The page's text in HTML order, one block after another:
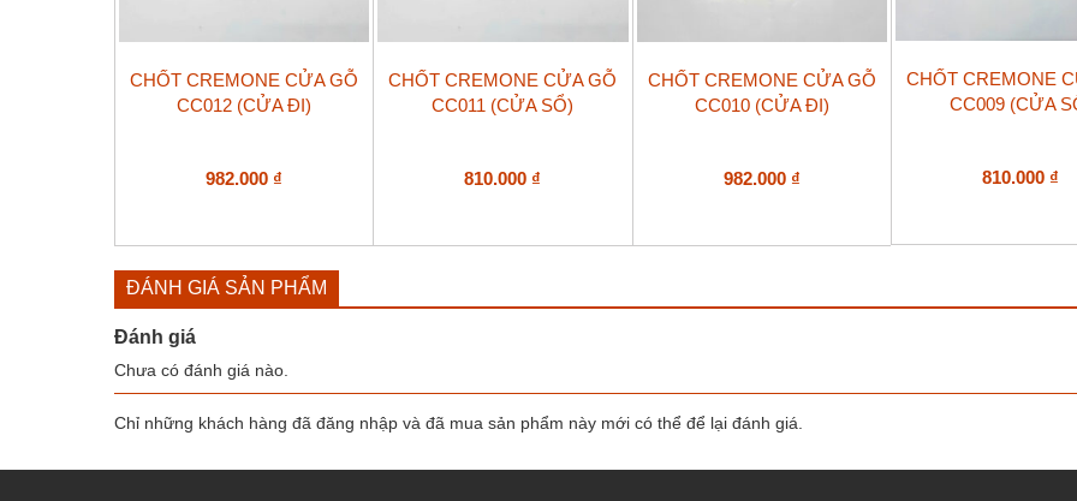
CHỐT CREMONE CỬA GỖ
CC012 (CỬA ĐI)
982.000 ₫
CHỐT CREMONE CỬA GỖ
CC011 (CỬA SỔ)
810.000 ₫
CHỐT CREMONE CỬA GỖ
CC010 (CỬA ĐI)
982.000 ₫
CHỐT CREMONE
CC009 (CỬA
810.000 ₫
ĐÁNH GIÁ SẢN PHẨM
Đánh giá
Chưa có đánh giá nào.
Chỉ những khách hàng đã đăng nhập và đã mua sản phẩm này mới có thể để lại đánh giá.